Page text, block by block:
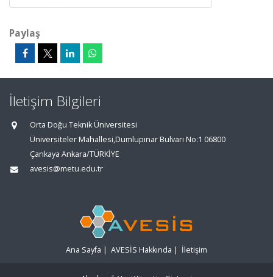
Paylaş
İletişim Bilgileri
Orta Doğu Teknik Üniversitesi
Üniversiteler Mahallesi,Dumlupınar Bulvarı No:1 06800
Çankaya Ankara/TÜRKİYE
avesis@metu.edu.tr
Ana Sayfa | AVESİS Hakkında | İletişim